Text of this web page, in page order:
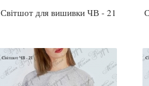
Світшот для вишивки ЧВ - 21